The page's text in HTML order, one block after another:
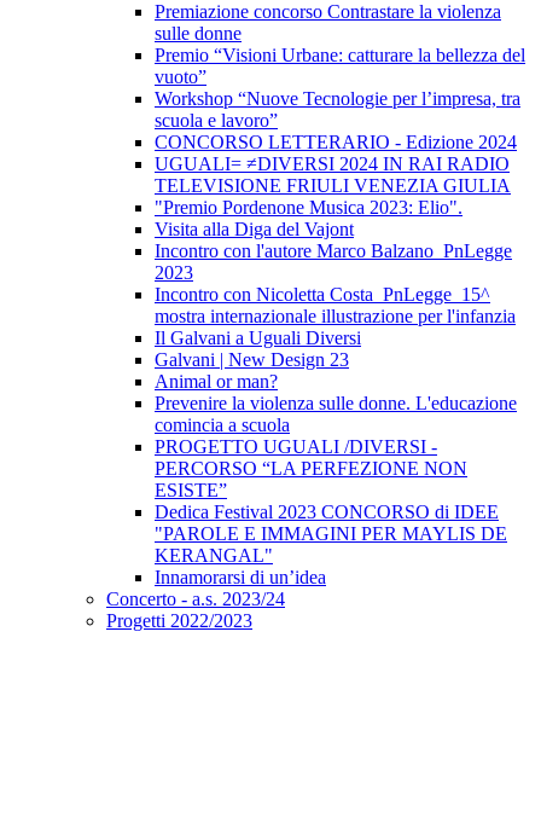
Premiazione concorso Contrastare la violenza
sulle donne
Premio “Visioni Urbane: catturare la bellezza del
vuoto”
Workshop “Nuove Tecnologie per l’impresa, tra
scuola e lavoro”
CONCORSO LETTERARIO - Edizione 2024
UGUALI= ≠DIVERSI 2024 IN RAI RADIO
TELEVISIONE FRIULI VENEZIA GIULIA
"Premio Pordenone Musica 2023: Elio".
Visita alla Diga del Vajont
Incontro con l'autore Marco Balzano_PnLegge
2023
Incontro con Nicoletta Costa_PnLegge_15^
mostra internazionale illustrazione per l'infanzia
Il Galvani a Uguali Diversi
Galvani | New Design 23
Animal or man?
Prevenire la violenza sulle donne. L'educazione
comincia a scuola
PROGETTO UGUALI /DIVERSI -
PERCORSO “LA PERFEZIONE NON
ESISTE”
Dedica Festival 2023 CONCORSO di IDEE
"PAROLE E IMMAGINI PER MAYLIS DE
KERANGAL"
Innamorarsi di un’idea
Concerto - a.s. 2023/24
Progetti 2022/2023